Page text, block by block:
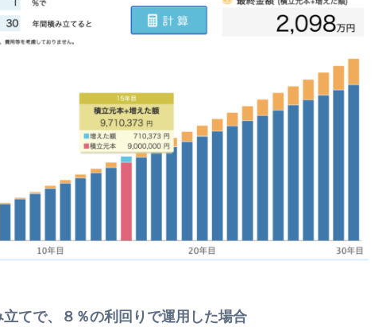
てで、８％の利回りで運用した場合